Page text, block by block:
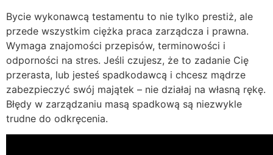
Bycie wykonawcą testamentu to nie tylko prestiż, ale
przede wszystkim ciężka praca zarządcza i prawna.
Wymaga znajomości przepisów, terminowości i
odporności na stres. Jeśli czujesz, że to zadanie Cię
przerasta, lub jesteś spadkodawcą i chcesz mądrze
zabezpieczyć swój majątek – nie działaj na własną rękę.
Błędy w zarządzaniu masą spadkową są niezwykle
trudne do odkręcenia.